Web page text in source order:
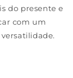
do presente e
com um